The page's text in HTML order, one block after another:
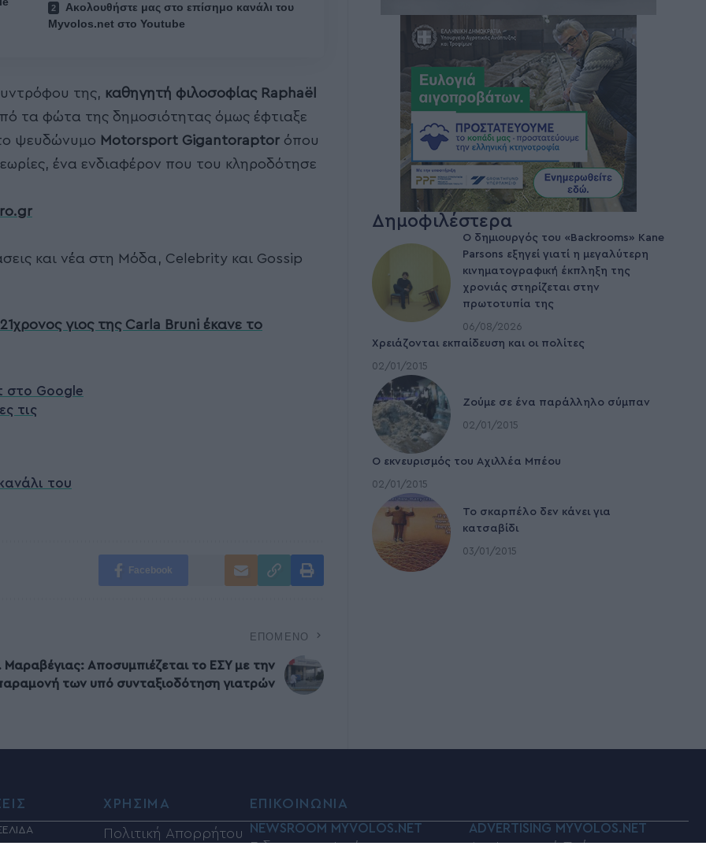
Ακολουθήστε μας στο επίσημο κανάλι του
Myvolos.net στο Youtube
της, καθηγητή φιλοσοφίας Raphaël
τα φώτα της δημοσιότητας όμως έφτιαξε
ψευδώνυμο Motorsport Gigantoraptor όπου
ένα ενδιαφέρον που του κληροδότησε
και νέα στη Μόδα, Celebrity και Gossip
γιος της Carla Bruni έκανε το
στο Google
τις
του
Facebook
ΕΠΌΜΕΝΟ
Μαραβέγιας: Αποσυμπιέζεται το ΕΣΥ με την
των υπό συνταξιοδότηση γιατρών
Δημοφιλέστερα
Ο​ δημιουργός του «Backrooms» Kane
Parsons εξηγεί γιατί η μεγαλύτερη
κινηματογραφική έκπληξη της
χρονιάς ​στηρίζεται στην
πρωτοτυπία της
06/08/2026
Χρειάζονται εκπαίδευση και οι πολίτες
02/01/2015
Ζούμε σε ένα παράλληλο σύμπαν
02/01/2015
Ο εκνευρισμός του Αχιλλέα Μπέου
02/01/2015
To σκαρπέλο δεν κάνει για
κατσαβίδι
03/01/2015
ΧΡΗΣΙΜΑ
Πολιτική Απορρήτου
ΕΠΙΚΟΙΝΩΝΙΑ
NEWSROOM MYVOLOS.NET
Ειδησεογραφικό
ADVERTISING MYVOLOS.NET
Διαφημιστικό Τμήμα: